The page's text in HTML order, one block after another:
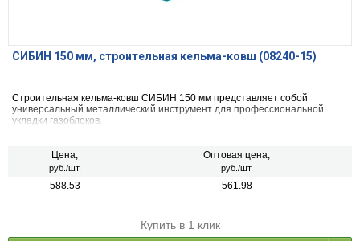
СИБИН 150 мм, строительная кельма-ковш (08240-15)
Строительная кельма-ковш СИБИН 150 мм представляет собой
универсальный металлический инструмент для профессиональной
укладки газоблоков.
Цена,
руб./шт.
Оптовая цена,
руб./шт.
588.53 561.98
Купить в 1 клик